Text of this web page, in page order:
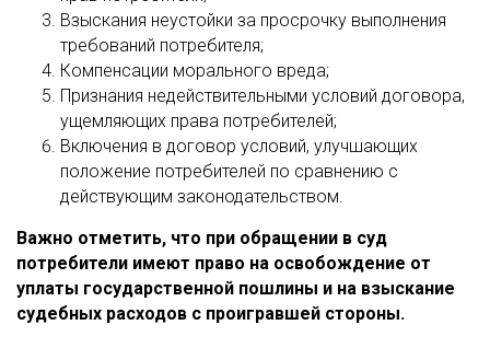
Взыскания неустойки за просрочку выполнения
требований потребителя;
Компенсации морального вреда;
Признания недействительными условий договора,
ущемляющих права потребителей;
Включения в договор условий, улучшающих
положение потребителей по сравнению с
действующим законодательством.
Важно отметить, что при обращении в суд
потребители имеют право на освобождение от
уплаты государственной пошлины и на взыскание
судебных расходов с проигравшей стороны.